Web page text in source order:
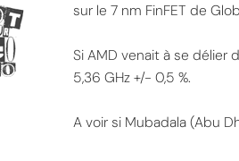
sur le 7 nm FinFET de
Si AMD venait à se délier
5,36 GHz +/- 0,5 %.
A voir si Mubadala (Abu